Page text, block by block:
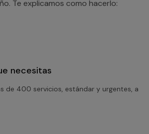
Te explicamos como hacerlo:
necesitas
de 400 servicios, estándar y urgentes, a